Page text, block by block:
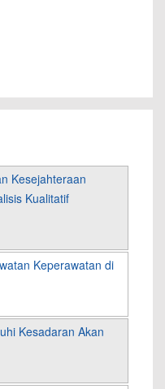
Kesejahteraan
Kualitatif
Keperawatan di
Kesadaran Akan